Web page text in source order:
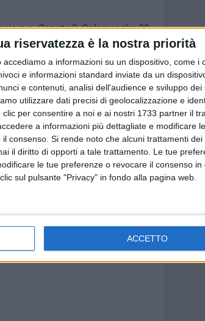
riservatezza è la nostra priorità
accediamo a informazioni su un dispositivo, come i
e informazioni standard inviate da un
e contenuti, analisi dell'audience e sviluppo dei
utilizzare dati precisi di geolocalizzazione e
per consentire a noi e ai nostri 1733 partner il
a informazioni più dettagliate e modificare
consenso. Si rende noto che alcuni trattamenti
il diritto di opporti a tale trattamento. Le tue
le tue preferenze o revocare il consenso in
sul pulsante "Privacy" in fondo alla pagina web.
ACCETTO
n.e., Caputo 2, Golemanska 20,